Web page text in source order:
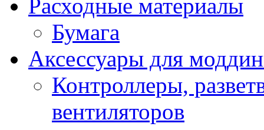
Расходные материалы
Бумага
Аксессуары для
Контроллеры,
вентиляторов